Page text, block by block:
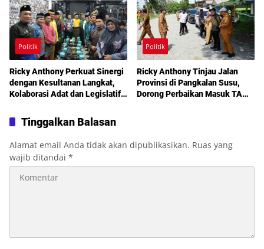
Politik
Ricky Anthony Perkuat Sinergi
dengan Kesultanan Langkat,
Kolaborasi Adat dan Legislatif
Politik
Ricky Anthony Tinjau Jalan
Provinsi di Pangkalan Susu,
Dorong Perbaikan Masuk TA
Tinggalkan Balasan
Alamat email Anda tidak akan dipublikasikan. Ruas yang
wajib ditandai *